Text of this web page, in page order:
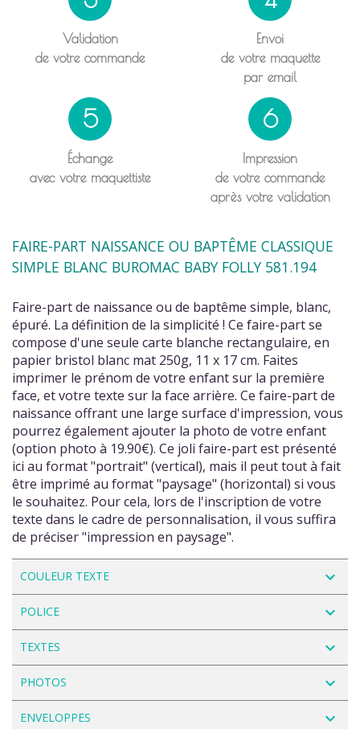
Validation
de votre commande
Envoi
de votre maquette
par email
5
Échange
avec votre maquettiste
6
Impression
de votre commande
après votre validation
FAIRE-PART NAISSANCE OU BAPTÊME CLASSIQUE
SIMPLE BLANC BUROMAC BABY FOLLY 581.194
Faire-part de naissance ou de baptême simple, blanc,
épuré. La définition de la simplicité ! Ce faire-part se
compose d'une seule carte blanche rectangulaire, en
papier bristol blanc mat 250g, 11 x 17 cm. Faites
imprimer le prénom de votre enfant sur la première
face, et votre texte sur la face arrière. Ce faire-part de
naissance offrant une large surface d'impression, vous
pourrez également ajouter la photo de votre enfant
(option photo à 19.90€). Ce joli faire-part est présenté
ici au format "portrait" (vertical), mais il peut tout à fait
être imprimé au format "paysage" (horizontal) si vous
le souhaitez. Pour cela, lors de l'inscription de votre
texte dans le cadre de personnalisation, il vous suffira
de préciser "impression en paysage".
COULEUR TEXTE navigate_next
POLICE navigate_next
TEXTES navigate_next
PHOTOS navigate_next
ENVELOPPES navigate_next